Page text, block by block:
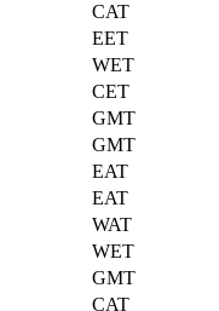
CAT
EET
WET
CET
GMT
GMT
EAT
EAT
WAT
WET
GMT
CAT